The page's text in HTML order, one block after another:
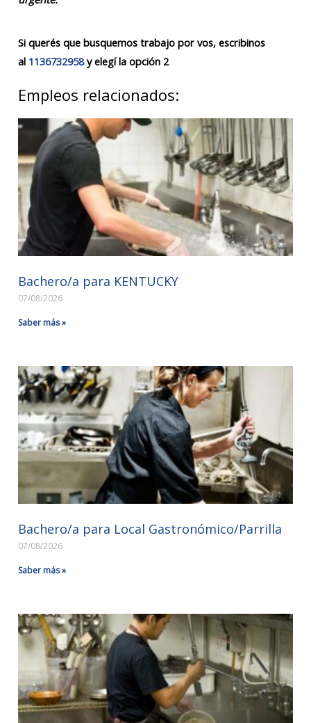
Si querés que busquemos trabajo por vos, escribinos
al 1136732958y elegí la opción 2
Empleos relacionados:
Bachero/a para KENTUCKY
07/08/2026
Saber más »
Bachero/a para Local Gastronómico/Parrilla
07/08/2026
Saber más »